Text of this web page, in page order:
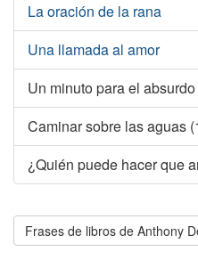
La oración de la rana
Una llamada al amor
Un minuto para el
Caminar sobre las aguas
¿Quién puede hacer que
Frases de libros de Anthony